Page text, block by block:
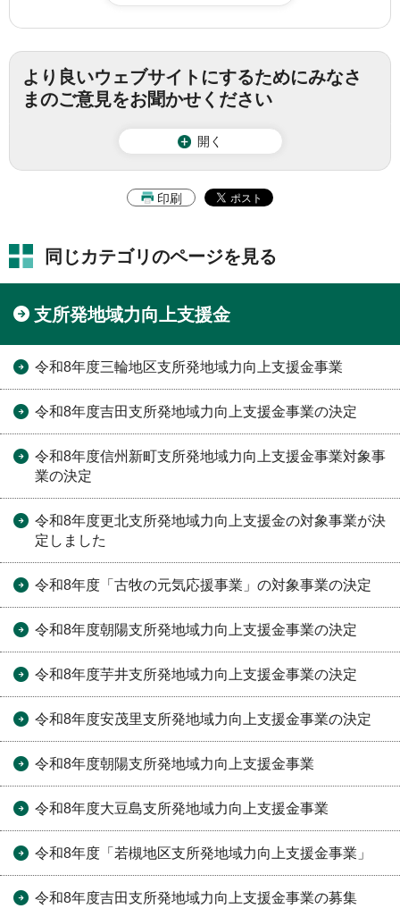
より良いウェブサイトにするためにみなさ
まのご意見をお聞かせください
開く
印刷
同じカテゴリのページを見る
支所発地域力向上支援金
令和8年度三輪地区支所発地域力向上支援金事業
令和8年度吉田支所発地域力向上支援金事業の決定
令和8年度信州新町支所発地域力向上支援金事業対象事
業の決定
令和8年度更北支所発地域力向上支援金の対象事業が決
定しました
令和8年度「古牧の元気応援事業」の対象事業の決定
令和8年度朝陽支所発地域力向上支援金事業の決定
令和8年度芋井支所発地域力向上支援金事業の決定
令和8年度安茂里支所発地域力向上支援金事業の決定
令和8年度朝陽支所発地域力向上支援金事業
令和8年度大豆島支所発地域力向上支援金事業
令和8年度「若槻地区支所発地域力向上支援金事業」
令和8年度吉田支所発地域力向上支援金事業の募集